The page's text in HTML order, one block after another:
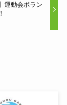
運動会ボラン